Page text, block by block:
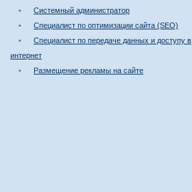
•
Системный администратор
•
Специалист по оптимизации сайта (SEO)
•
Специалист по передаче данных и доступу в
интернет
•
Размещение рекламы на сайте